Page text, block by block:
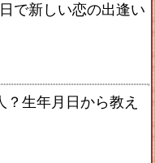
で新しい恋の出逢い
生年月日から教え